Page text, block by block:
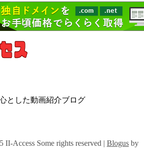
とした動画紹介ブログ
Access Some rights reserved | Blogus by